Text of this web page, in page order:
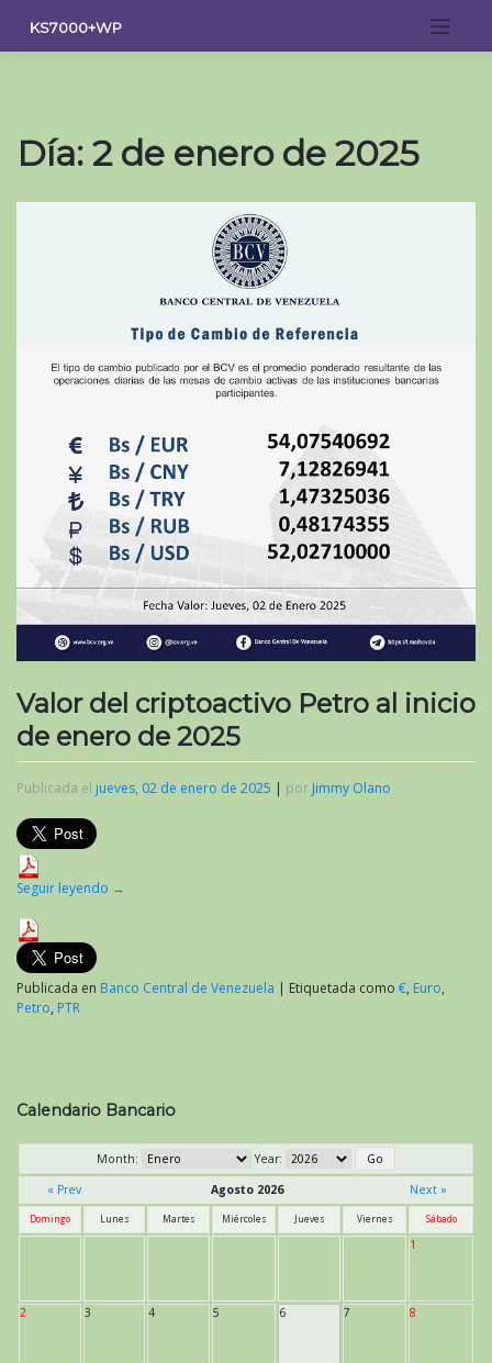
contenido
KS7000+WP
Día: 2 de enero de 2025
Valor del criptoactivo Petro al inicio
de enero de 2025
Publicada el jueves, 02 de enero de 2025 | por Jimmy Olano
Seguir leyendo →
Publicada en Banco Central de Venezuela | Etiquetada como €, Euro,
Petro, PTR
Calendario Bancario
Month:
Year:
« Prev
Agosto 2026 Next »
Domingo Lunes Martes Miércoles Jueves Viernes Sábado
1
2 3 4 5 6 7 8